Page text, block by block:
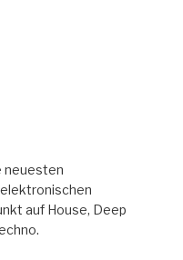
neuesten
auf House, Deep